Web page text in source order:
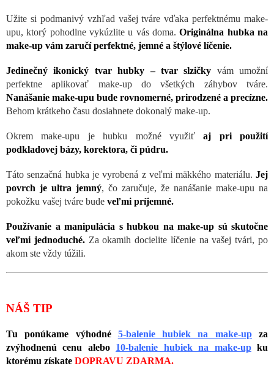
Užite si podmanivý vzhľad vašej tváre vďaka perfektnému make-
upu, ktorý pohodlne vykúzlite u vás doma. Originálna hubka na
make-up vám zaručí perfektné, jemné a štýlové líčenie.
Jedinečný ikonický tvar hubky – tvar slzičky vám umožní
perfektne aplikovať make-up do všetkých záhybov tváre.
Nanášanie make-upu bude rovnomerné, prirodzené a precízne.
Behom krátkeho času dosiahnete dokonalý make-up.
Okrem make-upu je hubku možné využiťaj pri použití
podkladovej bázy, korektora, či púdru.
Táto senzačná hubka je vyrobená z veľmi mäkkého materiálu. Jej
povrch je ultra jemný, čo zaručuje, že nanášanie make-upu na
pokožku vašej tváre bude veľmi príjemné.
Používanie a manipulácia s hubkou na make-up sú skutočne
veľmi jednoduché.Za okamih docielite líčenie na vašej tvári, po
akom ste vždy túžili.
NÁŠ TIP
Tu ponúkame výhodné 5-balenie hubiek na make-up
za
zvýhodnenú cenu alebo 10-balenie hubiek na make-up ku
ktorému získate DOPRAVU ZDARMA.